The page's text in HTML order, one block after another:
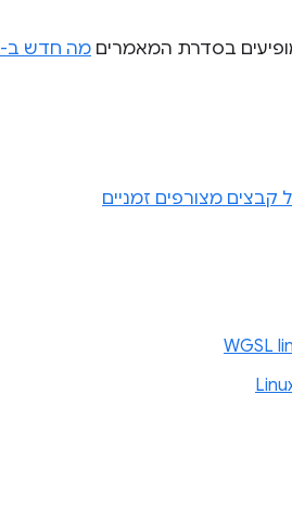
בסדרת המאמרים מה חדש ב-WebGPU
קבצים מצורפים זמניים